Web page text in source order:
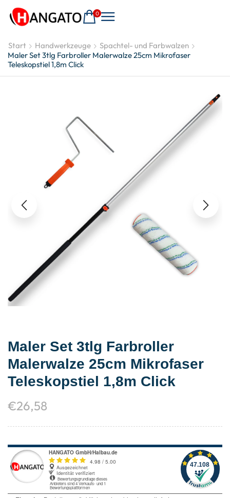
0
Start Handwerkzeuge
Spachtel- und Farbwalzen
Maler Set 3tlg Farbroller Malerwalze 25cm Mikrofaser
Teleskopstiel 1,8m Click
Maler Set 3tlg Farbroller
Malerwalze 25cm Mikrofaser
Teleskopstiel 1,8m Click
€26,58